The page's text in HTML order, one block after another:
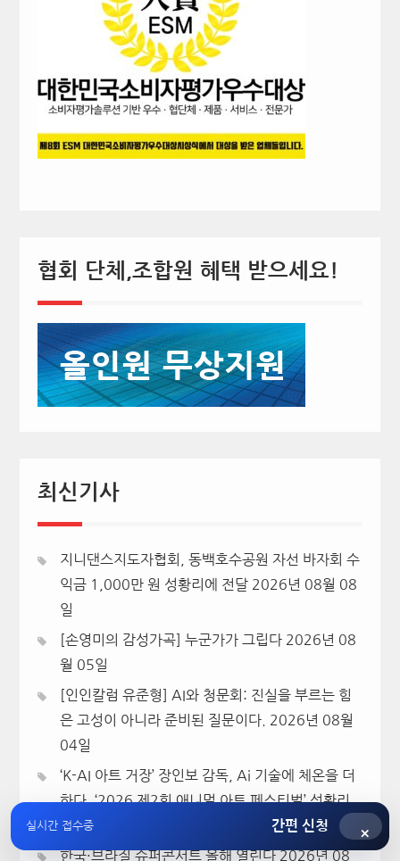
협회 단체,조합원 혜택 받으세요!
최신기사
지니댄스지도자협회, 동백호수공원 자선 바자회 수
익금 1,000만 원 성황리에 전달 2026년 08월 08
일
[손영미의 감성가곡] 누군가가 그립다 2026년 08
월 05일
[인인칼럼 유준형] AI와 청문회: 진실을 부르는 힘
은 고성이 아니라 준비된 질문이다.
2026년 08월
04일
‘K-AI 아트 거장’ 장인보 감독, Ai 기술에 체온을 더
하다, ‘2026 제2회 애니멀 아트 페스티벌’ 성황리
에 막 내려
한국·브라질 슈퍼콘서트 올해 열린다 2026년 08
실시간 접수중 간편 신청
×